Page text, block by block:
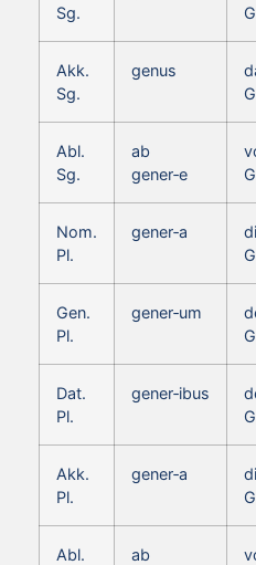
Sg.
Akk.
Sg.
genus
Abl.
Sg.
ab
gener‑e
Nom.
Pl.
gener‑a
Gen.
Pl.
gener‑um
Dat.
Pl.
gener‑ibus
Akk.
Pl.
gener‑a
Abl.
ab